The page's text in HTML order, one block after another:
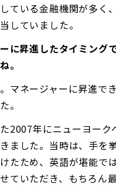
ている金融機関が多く
していました。
ーに昇進したタイミング
。
マネージャーに昇進で
。
2007年にニューヨーク
ました。当時は、手を
たため、英語が堪能で
ていただき、もちろん